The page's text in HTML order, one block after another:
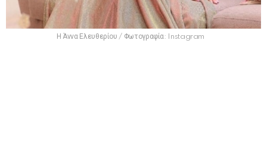
Η Άννα Ελευθερίου / Φωτογραφία: Instagram